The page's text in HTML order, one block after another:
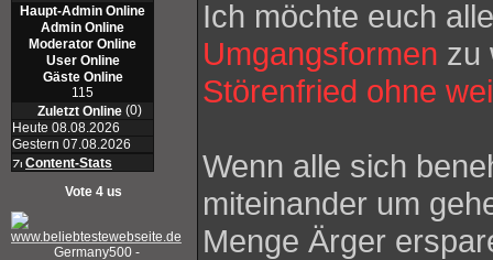
Haupt-Admin Online
Admin Online
Moderator Online
User Online
Gäste Online
115
Zuletzt Online (0)
Heute 08.08.2026
Gestern 07.08.2026
Content-Stats
Vote 4 us
Ich möchte euch
Umgangsformen zu
Störenfried ohne
Wenn alle sich
miteinander um
Menge Ärger